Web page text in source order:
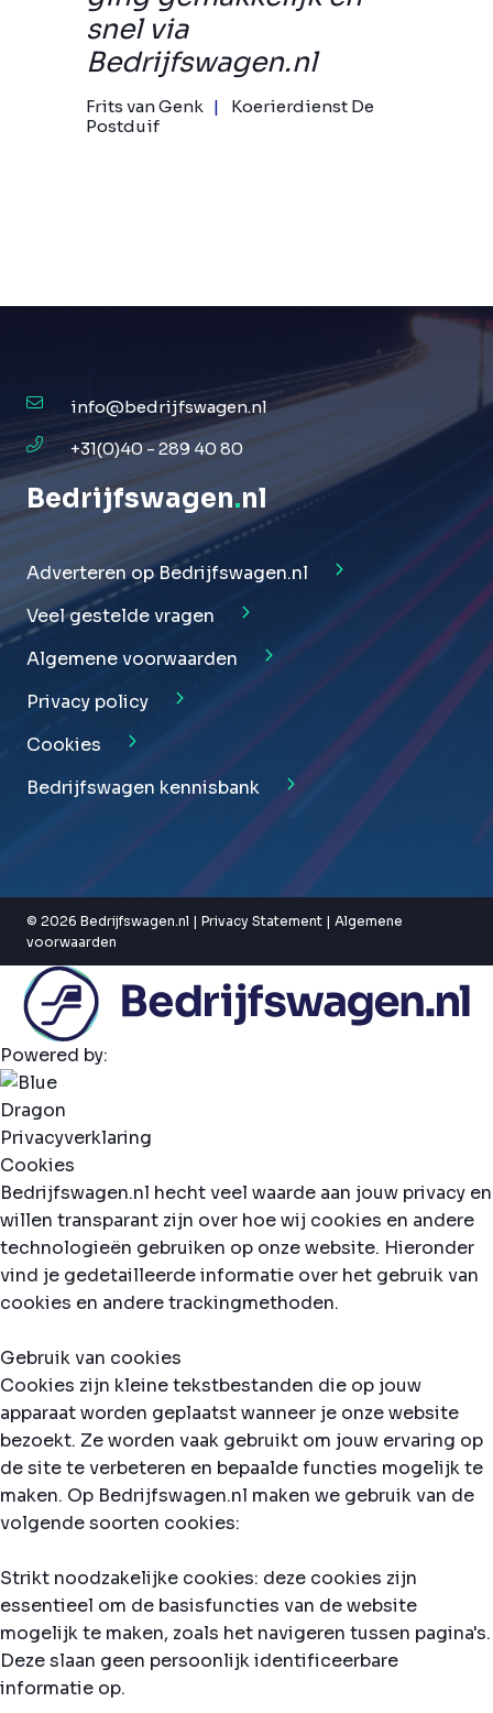
snel via
Bedrijfswagen.nl
Frits van Genk
Koerierdienst De
Postduif
info@bedrijfswagen.nl
+31(0)40 - 289 40 80
Bedrijfswagen.nl
Adverteren op Bedrijfswagen.nl
Veel gestelde vragen
Algemene voorwaarden
Privacy policy
Cookies
Bedrijfswagen kennisbank
© 2026 Bedrijfswagen.nl | Privacy Statement | Algemene
voorwaarden
Powered by:
Privacyverklaring
Cookies
Bedrijfswagen.nl hecht veel waarde aan jouw privacy en
willen transparant zijn over hoe wij cookies en andere
technologieën gebruiken op onze website. Hieronder
vind je gedetailleerde informatie over het gebruik van
cookies en andere trackingmethoden.
Gebruik van cookies
Cookies zijn kleine tekstbestanden die op jouw
apparaat worden geplaatst wanneer je onze website
bezoekt. Ze worden vaak gebruikt om jouw ervaring op
de site te verbeteren en bepaalde functies mogelijk te
maken. Op Bedrijfswagen.nl maken we gebruik van de
volgende soorten cookies:
Strikt noodzakelijke cookies: deze cookies zijn
essentieel om de basisfuncties van de website
mogelijk te maken, zoals het navigeren tussen pagina's.
Deze slaan geen persoonlijk identificeerbare
informatie op.